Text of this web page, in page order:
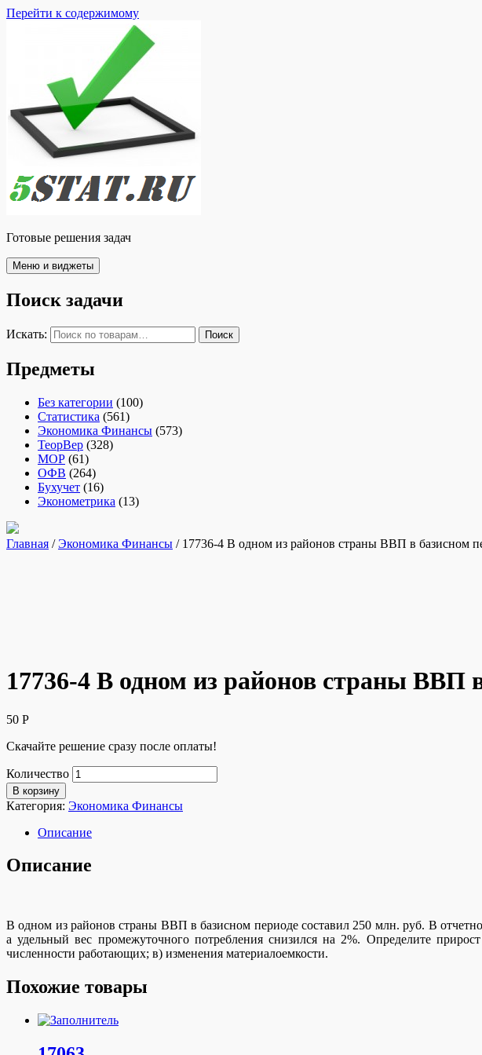
Перейти к содержимому
Готовые решения задач
Меню и виджеты
Поиск задачи
Искать: Поиск
Предметы
Без категории (100)
Статистика (561)
Экономика Финансы (573)
ТеорВер (328)
МОР (61)
ОФВ (264)
Бухучет (16)
Эконометрика (13)
Главная /Экономика Финансы / 17736-4 В одном из районов страны ВВП в базисном
17736-4 В одном из районов страны ВВП
50 Р
Скачайте решение сразу после оплаты!
Количество
В корзину
Категория: Экономика Финансы
Описание
Описание
В одном из районов страны ВВП в базисном периоде составил 250 млн. руб. В
а удельный вес промежуточного потребления снизился на 2%. Определите
численности работающих; в) изменения материалоемкости.
Похожие товары